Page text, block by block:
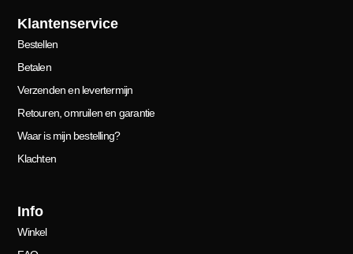
Klantenservice
Bestellen
Betalen
Verzenden en levertermijn
Retouren, omruilen en garantie
Waar is mijn bestelling?
Klachten
Info
Winkel